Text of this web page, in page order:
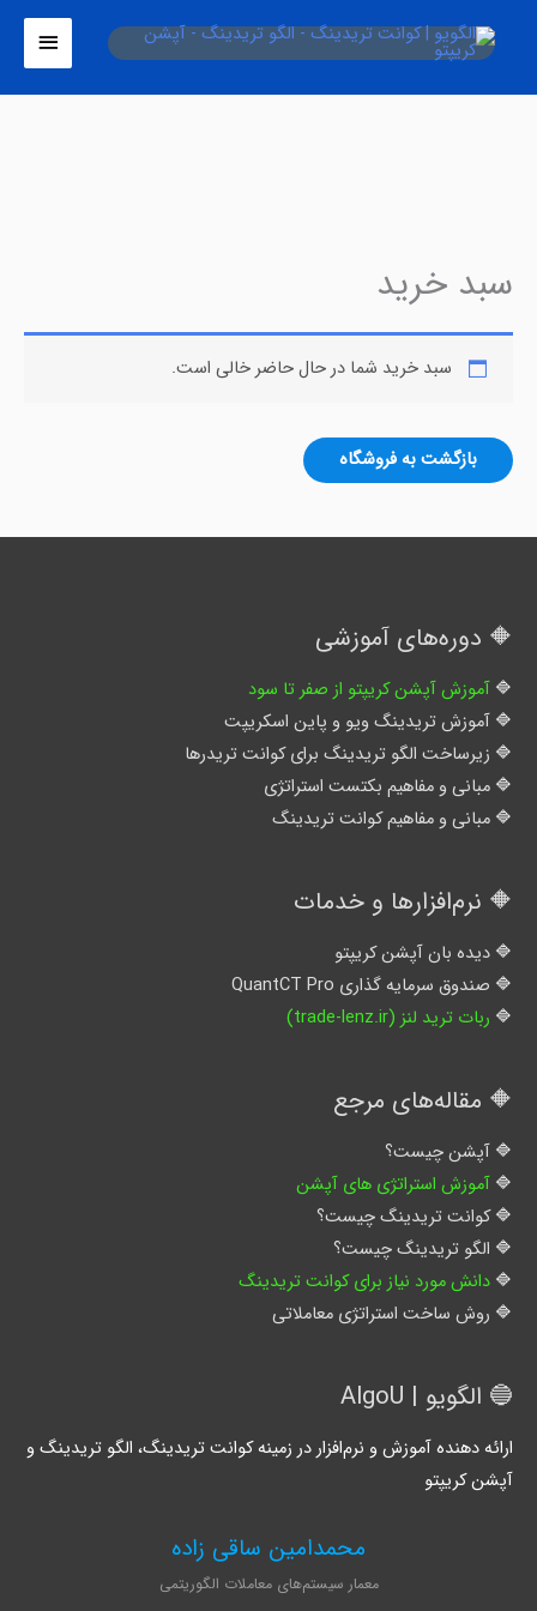
اصلی
سبد خرید
سبد خرید شما در حال حاضر خالی است.
بازگشت به فروشگاه
🔶 دوره‌های آموزشی
آموزش آپشن کریپتو از صفر تا سود
آموزش تریدینگ ویو و پاین اسکریپت
زیرساخت الگو تریدینگ برای کوانت تریدرها
مبانی و مفاهیم بکتست استراتژی
مبانی و مفاهیم کوانت تریدینگ
🔶 نرم‌افزارها و خدمات
دیده بان آپشن کریپتو
صندوق سرمایه گذاری QuantCT Pro
ربات ترید لنز (trade-lenz.ir)
🔶 مقاله‌های مرجع
آپشن چیست؟
آموزش استراتژی های آپشن
کوانت تریدینگ چیست؟
الگو تریدینگ چیست؟
دانش مورد نیاز برای کوانت تریدینگ
روش ساخت استراتژی معاملاتی
🔵 الگویو | AlgoU
ارائه دهنده آموزش و نرم‌افزار در زمینه کوانت تریدینگ، الگو تریدینگ و
آپشن کریپتو
محمدامین ساقی زاده
معمار سیستم‌های معاملات الگوریتمی